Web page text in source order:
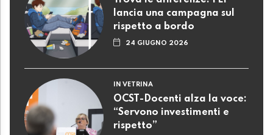
lancia una campagna sul
rispetto a bordo
24 GIUGNO 2026
IN VETRINA
OCST-Docenti alza la voce:
“Servono investimenti e
rispetto”